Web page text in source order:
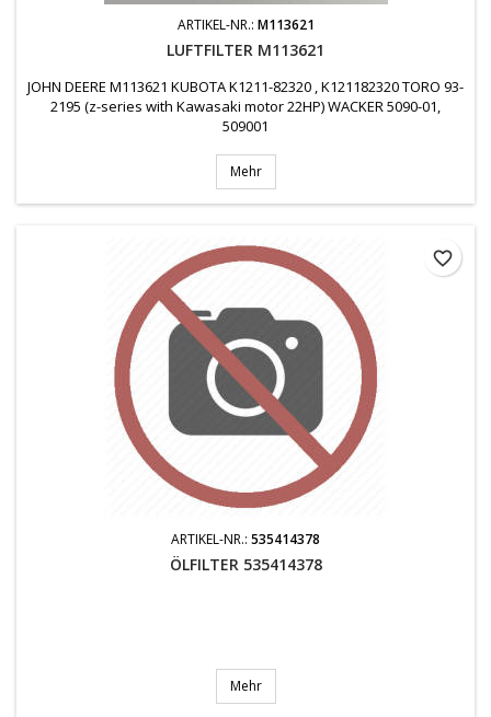
ARTIKEL-NR.: M113621
LUFTFILTER M113621
JOHN DEERE M113621 KUBOTA K1211-82320 , K121182320 TORO 93-
2195 (z-series with Kawasaki motor 22HP) WACKER 5090-01,
509001
Mehr
ARTIKEL-NR.: 535414378
ÖLFILTER 535414378
Mehr
favorite_border